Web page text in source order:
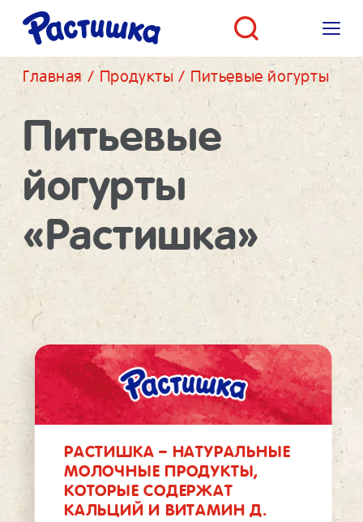
Главная / Продукты / Питьевые йогурты
Питьевые
йогурты
«Растишка»
РАСТИШКА – НАТУРАЛЬНЫЕ
МОЛОЧНЫЕ ПРОДУКТЫ,
КОТОРЫЕ СОДЕРЖАТ
КАЛЬЦИЙ И ВИТАМИН Д.